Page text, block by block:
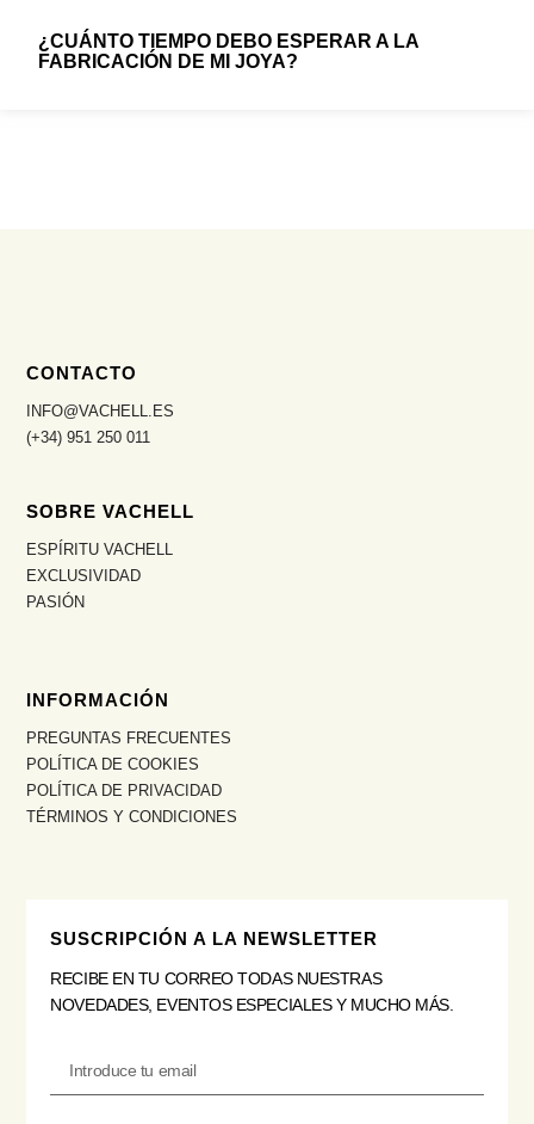
¿CUÁNTO TIEMPO DEBO ESPERAR A LA
FABRICACIÓN DE MI JOYA?
CONTACTO
INFO@VACHELL.ES
(+34) 951 250 011
SOBRE VACHELL
ESPÍRITU VACHELL
EXCLUSIVIDAD
PASIÓN
INFORMACIÓN
PREGUNTAS FRECUENTES
POLÍTICA DE COOKIES
POLÍTICA DE PRIVACIDAD
TÉRMINOS Y CONDICIONES
SUSCRIPCIÓN A LA NEWSLETTER
RECIBE EN TU CORREO TODAS NUESTRAS
NOVEDADES, EVENTOS ESPECIALES Y MUCHO MÁS.